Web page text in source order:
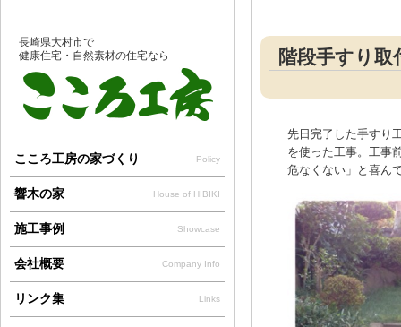
階段手すり取
先日完了した手すり
を使った工事。工事
危なくない」と喜ん
長崎県大村市で
健康住宅・自然素材の住宅なら
こころ工房の家づくり Policy
響木の家 House of HIBIKI
施工事例 Showcase
会社概要 Company Info
リンク集 Links